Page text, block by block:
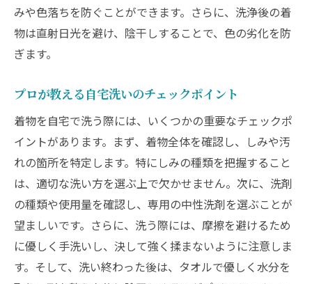
みや色落ちを防ぐことができます。さらに、洗浄後の着
物は直射日光を避け、陰干しすることで、色の劣化を防
ぎます。
プロが教える自宅洗いのチェックポイント
着物を自宅で洗う際には、いくつかの重要なチェックポ
イントがあります。まず、着物全体を確認し、しみや汚
れの箇所を特定します。特にしみの種類を把握すること
は、適切な洗い方を選ぶ上で欠かせません。次に、洗剤
の種類や使用量を確認し、専用の中性洗剤を選ぶことが
望ましいです。さらに、洗う際には、摩擦を避けるため
に優しく手洗いし、決して強く揉まないように注意しま
す。そして、洗い終わった後は、タオルで優しく水分を